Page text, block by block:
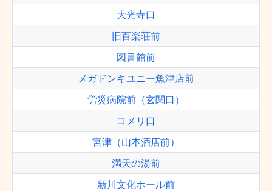
大光寺口
旧百楽荘前
図書館前
メガドンキユニー魚津店前
労災病院前（玄関口）
コメリ口
宮津（山本酒店前）
満天の湯前
新川文化ホール前